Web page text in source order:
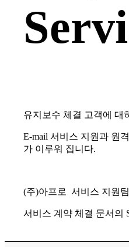
유지보수 체결 고객에 대
E-mail 서비스 지원과 원
가 이루워 집니다.
(주)아프로 서비스 지원
서비스 계약 체결 문서의